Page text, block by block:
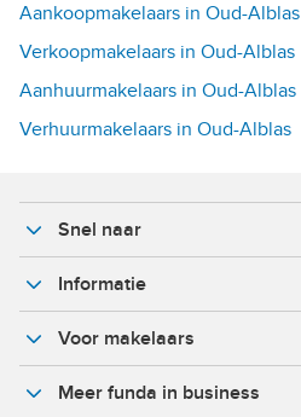
Aankoopmakelaars in Oud-Alblas
Verkoopmakelaars in Oud-Alblas
Aanhuurmakelaars in Oud-Alblas
Verhuurmakelaars in Oud-Alblas
Snel naar
Informatie
Voor makelaars
Meer funda in business